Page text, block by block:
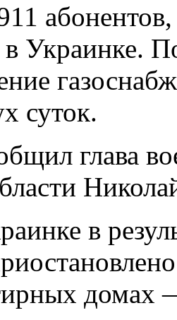
Украинке.
суток.
глава
в
домах